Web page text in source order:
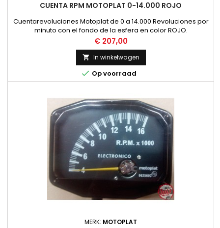
CUENTA RPM MOTOPLAT 0-14.000 ROJO
Cuentarevoluciones Motoplat de 0 a 14.000 Revoluciones por
minuto con el fondo de la esfera en color ROJO.
Funcionamiento por Induccion, no necesita instalacion.
NUEVO
Prijs
€ 207,00
 In winkelwagen
 Op voorraad
MERK: MOTOPLAT